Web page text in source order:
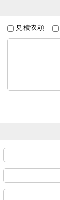
見積依頼